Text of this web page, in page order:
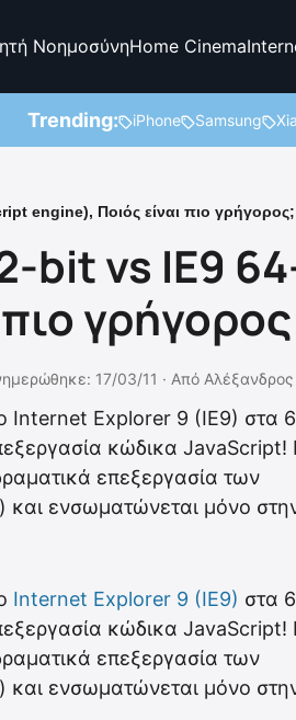
ΝοημοσύνηHome Cinema
Trending: iPhone Samsung
engine), Ποιός είναι πιο γρήγορος;
bit vs IE9
17/03/11 · Από
ο Internet Explorer 9 (IE9) στα
κώδικα JavaScript!
επεξεργασία των
και ενσωματώνεται μόνο
Internet Explorer 9 (IE9) στα
κώδικα JavaScript!
επεξεργασία των
και ενσωματώνεται μόνο